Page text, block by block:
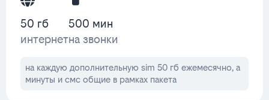
50 гб
интернет
500 мин
на звонки
на каждую дополнительную sim 50 гб ежемесячно, а
минуты и смс общие в рамках пакета